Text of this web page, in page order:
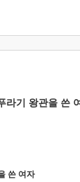
라기 왕관을 쓴
쓴 여자